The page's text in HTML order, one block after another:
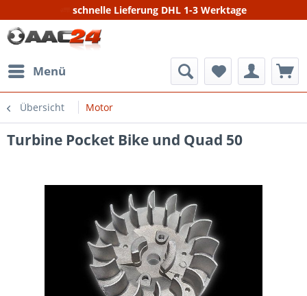
schnelle Lieferung DHL 1-3 Werktage
Menü
Übersicht Motor
Turbine Pocket Bike und Quad 50